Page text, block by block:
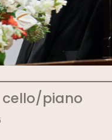
cello/piano